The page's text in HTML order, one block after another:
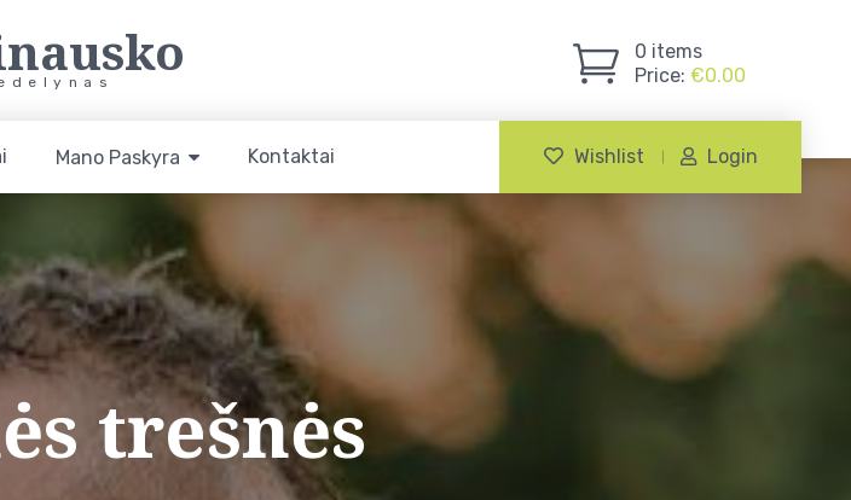
0 items
Price: €0.00
Mano Paskyra Kontaktai Wishlist Login
trešnės